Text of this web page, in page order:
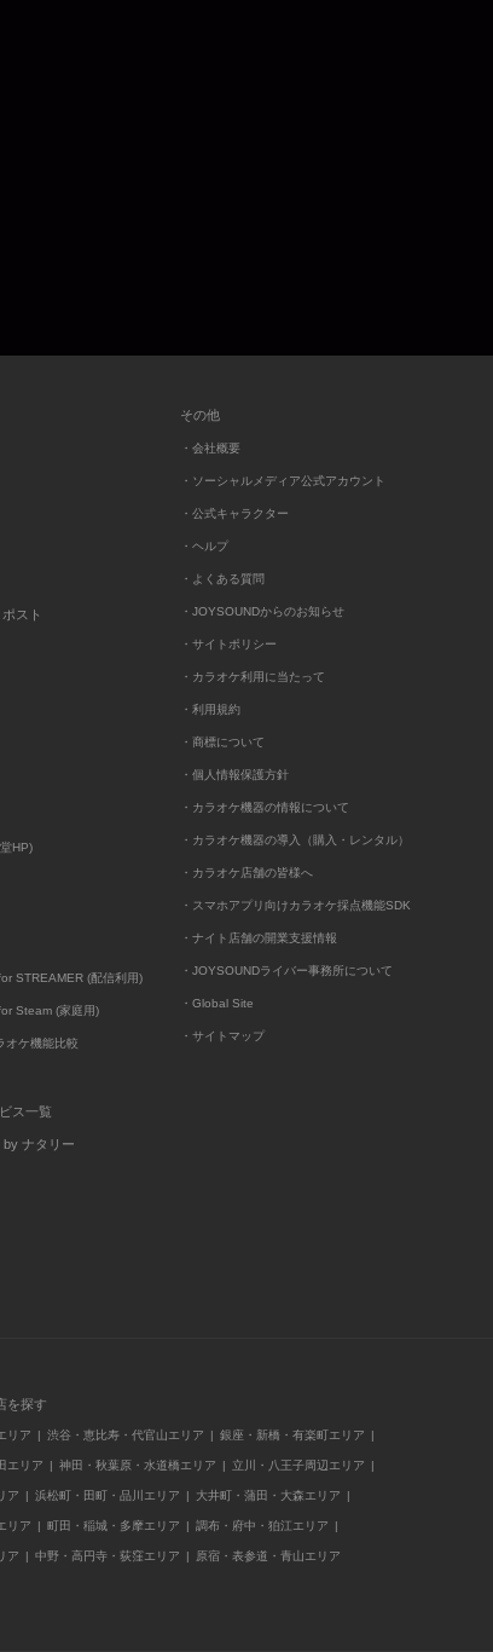
スト
HP)
STREAMER (配信利用)
Steam (家庭用)
オケ機能比較
ス一覧
ナタリー
その他
・会社概要
・ソーシャルメディア公式アカウント
・公式キャラクター
・ヘルプ
・よくある質問
・JOYSOUNDからのお知らせ
・サイトポリシー
・カラオケ利用に当たって
・利用規約
・商標について
・個人情報保護方針
・カラオケ機器の情報について
・カラオケ機器の導入（購入・レンタル）
・カラオケ店舗の皆様へ
・スマホアプリ向けカラオケ採点機能SDK
・ナイト店舗の開業支援情報
・JOYSOUNDライバー事務所について
・Global Site
・サイトマップ
を探す
リア 渋谷・恵比寿・代官山エリア 銀座・新橋・有楽町エリア
エリア 神田・秋葉原・水道橋エリア 立川・八王子周辺エリア
ア 浜松町・田町・品川エリア 大井町・蒲田・大森エリア
リア 町田・稲城・多摩エリア 調布・府中・狛江エリア
ア 中野・高円寺・荻窪エリア 原宿・表参道・青山エリア